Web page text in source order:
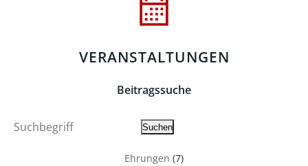
VERANSTALTUNGEN
Beitragssuche
Suchen
Ehrungen (7)